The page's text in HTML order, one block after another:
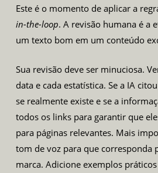
Este é o momento de aplicar a
in-the-loop. A revisão humana é a
um texto bom em um conteúdo
Sua revisão deve ser minuciosa.
data e cada estatística. Se a IA
se realmente existe e se a
todos os links para garantir que
para páginas relevantes. Mais
tom de voz para que corresponda
marca. Adicione exemplos